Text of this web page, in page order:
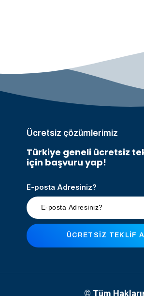
Ücretsiz çözümlerimiz
Türkiye geneli ücretsiz
için başvuru yap!
E-posta Adresiniz?
ÜCRETSIZ TEKLIF